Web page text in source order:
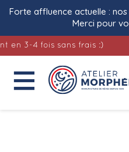
Forte affluence actuelle :
Merci pour
en 3-4 fois sans frais :)
